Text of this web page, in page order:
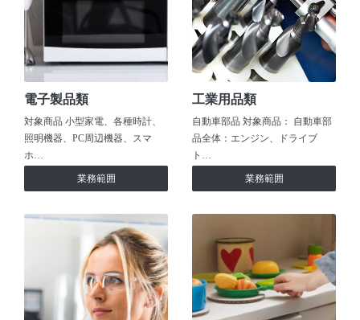
電子製品類
対象商品 小型家電、各種時計、
照明機器、PC周辺機器、スマ
ホ…
業務範囲
工業用品類
自動車部品 対象商品： 自動車部
品全体：エンジン、ドライブ
ト…
業務範囲